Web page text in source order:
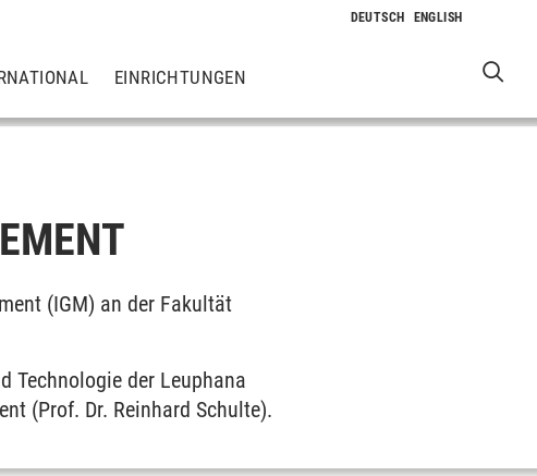
EINRICHTUNGEN
(IGM) an der Fakultät
Technologie der Leuphana
(Prof. Dr. Reinhard Schulte).